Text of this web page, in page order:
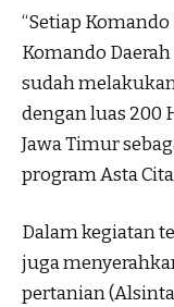
“Setiap
Komando
sudah
dengan luas 200
Jawa Timur
program Asta
Dalam kegiatan
juga
pertanian